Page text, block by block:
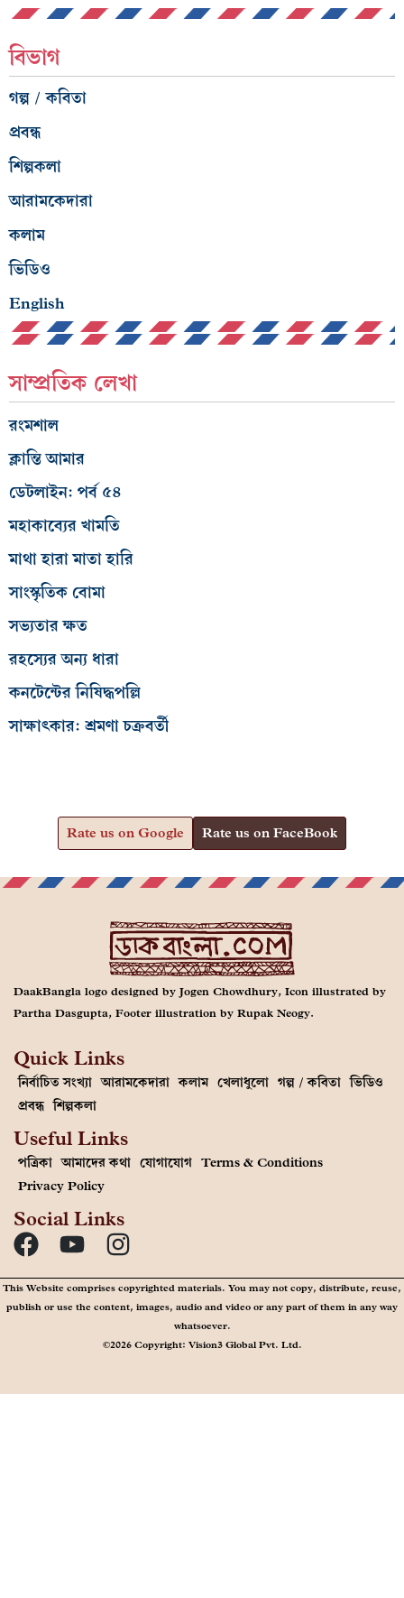
বিভাগ
গল্প / কবিতা
প্রবন্ধ
শিল্পকলা
আরামকেদারা
কলাম
ভিডিও
English
সাম্প্রতিক লেখা
রংমশাল
ক্লান্তি আমার
ডেটলাইন: পর্ব ৫৪
মহাকাব্যের খামতি
মাথা হারা মাতা হারি
সাংস্কৃতিক বোমা
সভ্যতার ক্ষত
রহস্যের অন্য ধারা
কনটেন্টের নিষিদ্ধপল্লি
সাক্ষাৎকার: শ্রমণা চক্রবর্তী
Rate us on Google Rate us on FaceBook
DaakBangla logo designed by Jogen Chowdhury, Icon illustrated by
Partha Dasgupta, Footer illustration by Rupak Neogy.
Quick Links
নির্বাচিত সংখ্যা আরামকেদারা কলাম খেলাধুলো গল্প / কবিতা ভিডিও
প্রবন্ধ শিল্পকলা
Useful Links
পত্রিকা আমাদের কথা যোগাযোগ Terms & Conditions
Privacy Policy
Social Links
This Website comprises copyrighted materials. You may not copy, distribute, reuse,
publish or use the content, images, audio and video or any part of them in any way
whatsoever.
©2026 Copyright: Vision3 Global Pvt. Ltd.